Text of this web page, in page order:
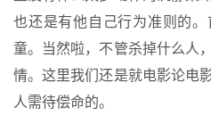
也还是有他自己行为准则的
童。当然啦，不管杀掉什么人
情。这里我们还是就电影论电
人需待偿命的。